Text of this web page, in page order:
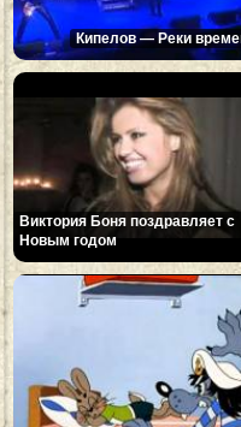
Кипелов — Реки
Виктория Боня поздравляет с
Новым годом